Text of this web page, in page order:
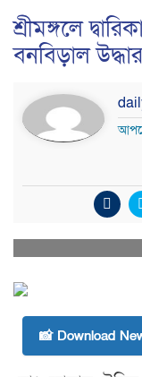
শ্রীমঙ্গলে
বনবিড়াল উদ্ধার
📸 Download